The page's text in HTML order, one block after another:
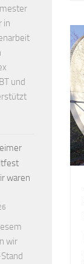
in
und
waren
wir